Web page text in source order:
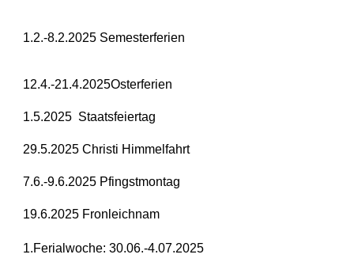
1.2.-8.2.2025 Semesterferien
12.4.-21.4.2025Osterferien
1.5.2025 Staatsfeiertag
29.5.2025 Christi Himmelfahrt
7.6.-9.6.2025 Pfingstmontag
19.6.2025 Fronleichnam
1.Ferialwoche: 30.06.-4.07.2025